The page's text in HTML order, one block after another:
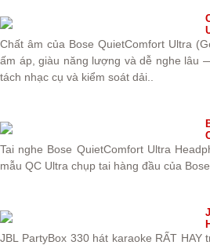
Chất âm của Bose QuietComfort Ultra
ấm áp, giàu năng lượng và dễ nghe lâu
tách nhạc cụ và kiểm soát dải..
Tai nghe Bose QuietComfort Ultra
mẫu QC Ultra chụp tai hàng đầu của Bose.
JBL PartyBox 330 hát karaoke RẤT